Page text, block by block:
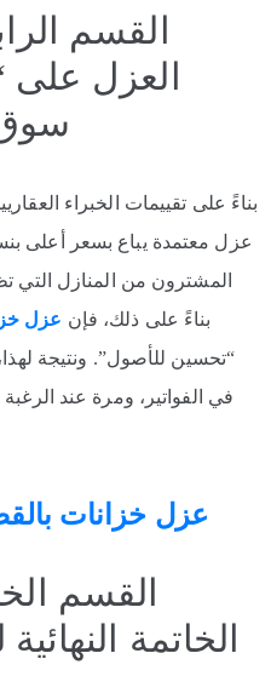
القسم
العزل على
سوق
بناءً على تقييمات الخبراء
المشترون من المنازل التي
بناءً على ذلك، فإن عزل
“تحسين للأصول”. ونتيجة
في الفواتير، ومرة عند
عزل خزانات
القسم
الخاتمة